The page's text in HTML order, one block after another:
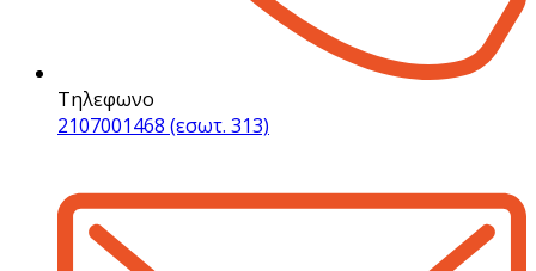
Τηλεφωνο
2107001468 (εσωτ. 313)